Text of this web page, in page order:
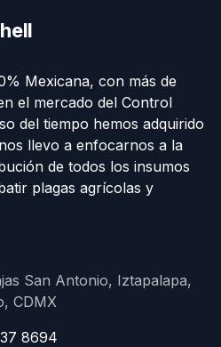
Mexicana, con más de
el mercado del Control
del tiempo hemos adquirido
llevo a enfocarnos a la
de todos los insumos
plagas agrícolas y
San Antonio, Iztapalapa,
CDMX
8694